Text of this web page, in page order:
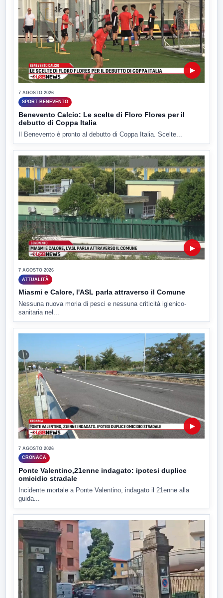
▶
7 AGOSTO 2026
SPORT BENEVENTO
Benevento Calcio: Le scelte di Floro Flores per il
debutto di Coppa Italia
Il Benevento è pronto al debutto di Coppa Italia. Scelte...
▶
7 AGOSTO 2026
ATTUALITÀ
Miasmi e Calore, l'ASL parla attraverso il Comune
Nessuna nuova moria di pesci e nessuna criticità igienico-
sanitaria nel...
▶
7 AGOSTO 2026
CRONACA
Ponte Valentino,21enne indagato: ipotesi duplice
omicidio stradale
Incidente mortale a Ponte Valentino, indagato il 21enne alla
guida...